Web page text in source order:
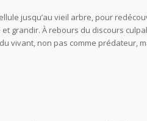
jusqu’au vieil arbre, pour
grandir. À rebours du discours
vivant, non pas comme prédateur,